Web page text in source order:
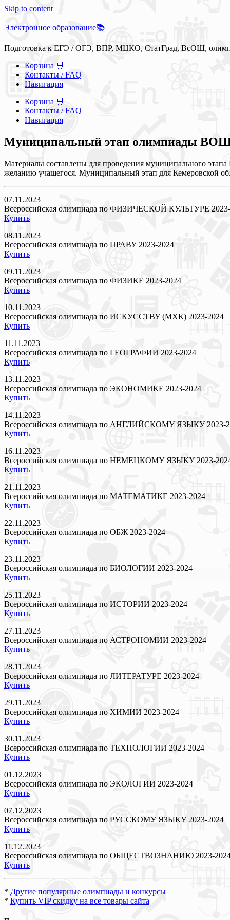
Skip to content
Электронное образование📚
Подготовка к ЕГЭ / ОГЭ, ВПР, МЦКО, СтатГрад, ВсОШ,
Корзина 🛒
Контакты / FAQ
Навигация
Корзина 🛒
Контакты / FAQ
Навигация
Муниципальный этап олимпиады ВОШ
Материалы составлены для проведения муниципального
желанию учащегося. Муниципальный этап для Кемеровской
07.11.2023
Всероссийская олимпиада по ФИЗИЧЕСКОЙ КУЛЬТУРЕ
Купить
08.11.2023
Всероссийская олимпиада по ПРАВУ 2023-2024
Купить
09.11.2023
Всероссийская олимпиада по ФИЗИКЕ 2023-2024
Купить
10.11.2023
Всероссийская олимпиада по ИСКУССТВУ (МХК) 2023-2024
Купить
11.11.2023
Всероссийская олимпиада по ГЕОГРАФИИ 2023-2024
Купить
13.11.2023
Всероссийская олимпиада по ЭКОНОМИКЕ 2023-2024
Купить
14.11.2023
Всероссийская олимпиада по АНГЛИЙСКОМУ ЯЗЫКУ 2023-
Купить
16.11.2023
Всероссийская олимпиада по НЕМЕЦКОМУ ЯЗЫКУ 2023-
Купить
21.11.2023
Всероссийская олимпиада по МАТЕМАТИКЕ 2023-2024
Купить
22.11.2023
Всероссийская олимпиада по ОБЖ 2023-2024
Купить
23.11.2023
Всероссийская олимпиада по БИОЛОГИИ 2023-2024
Купить
25.11.2023
Всероссийская олимпиада по ИСТОРИИ 2023-2024
Купить
27.11.2023
Всероссийская олимпиада по АСТРОНОМИИ 2023-2024
Купить
28.11.2023
Всероссийская олимпиада по ЛИТЕРАТУРЕ 2023-2024
Купить
29.11.2023
Всероссийская олимпиада по ХИМИИ 2023-2024
Купить
30.11.2023
Всероссийская олимпиада по ТЕХНОЛОГИИ 2023-2024
Купить
01.12.2023
Всероссийская олимпиада по ЭКОЛОГИИ 2023-2024
Купить
07.12.2023
Всероссийская олимпиада по РУССКОМУ ЯЗЫКУ 2023-2024
Купить
11.12.2023
Всероссийская олимпиада по ОБЩЕСТВОЗНАНИЮ 2023-
Купить
* Другие популярные олимпиады и конкурсы
* Купить VIP скидку на все товары сайта